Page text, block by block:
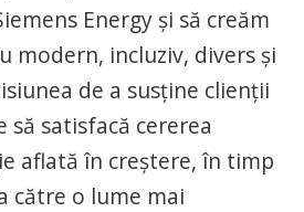
Energy și să creăm
modern, incluziv, divers și
de a susține clienții
satisfacă cererea
aflată în creștere, în timp
către o lume mai